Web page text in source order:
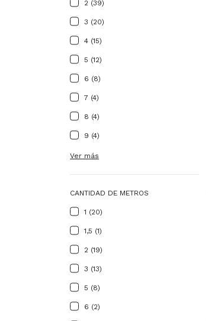
2 (39)
3 (20)
4 (15)
5 (12)
6 (8)
7 (4)
8 (4)
9 (4)
Ver más
CANTIDAD DE METROS
1 (20)
1,5 (1)
2 (19)
3 (13)
5 (8)
6 (2)